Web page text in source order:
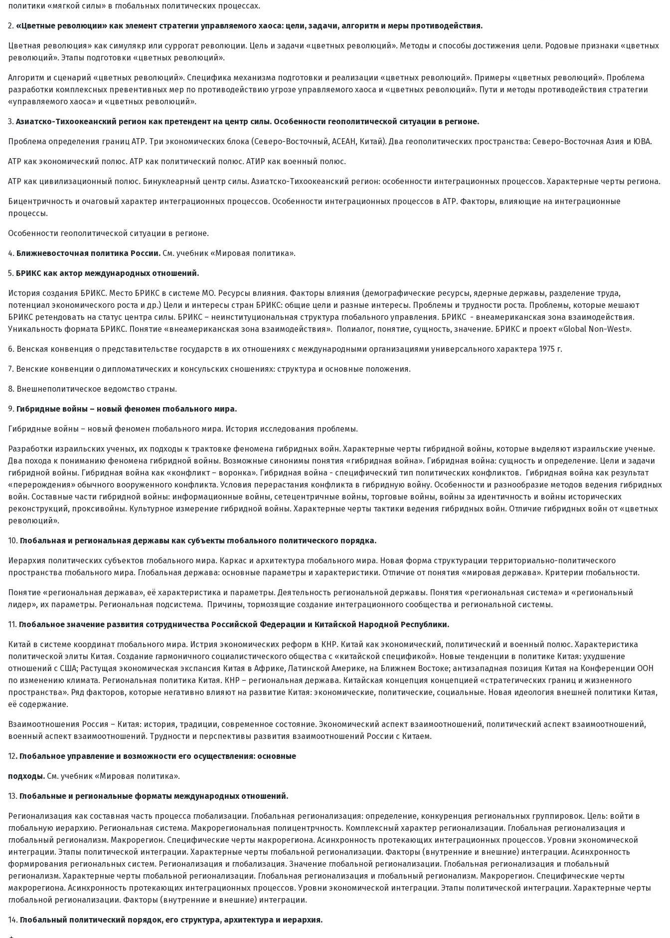
политики «мягкой силы» в глобальных политических процессах.
2. «Цветные революции» как элемент стратегии управляемого хаоса: цели, задачи, алгоритм и меры противодействия.
Цветная революция» как симулякр или суррогат революции. Цель и задачи «цветных революций». Методы и способы достижения цели. Родовые признаки «цветных
революций». Этапы подготовки «цветных революций».
Алгоритм и сценарий «цветных революций». Специфика механизма подготовки и реализации «цветных революций». Примеры «цветных революций». Проблема
разработки комплексных превентивных мер по противодействию угрозе управляемого хаоса и «цветных революций». Пути и методы противодействия стратегии
«управляемого хаоса» и «цветных революций».
3. Азиатско-Тихоокеанский регион как претендент на центр силы. Особенности геополитической ситуации в регионе.
Проблема определения границ АТР. Три экономических блока (Северо-Восточный, АСЕАН, Китай). Два геополитических пространства: Северо-Восточная Азия и ЮВА.
АТР как экономический полюс. АТР как политический полюс. АТИР как военный полюс.
АТР как цивилизационный полюс. Бинуклеарный центр силы. Азиатско-Тихоокеанский регион: особенности интеграционных процессов. Характерные черты региона.
Бицентричность и очаговый характер интеграционных процессов. Особенности интеграционных процессов в АТР. Факторы, влияющие на интеграционные
процессы.
Особенности геополитической ситуации в регионе.
4. Ближневосточная политика России. См. учебник «Мировая политика».
5. БРИКС как актор международных отношений.
История создания БРИКС. Место БРИКС в системе МО. Ресурсы влияния. Факторы влияния (демографические ресурсы, ядерные державы, разделение труда,
потенциал экономического роста и др.) Цели и интересы стран БРИКС: общие цели и разные интересы. Проблемы и трудности роста. Проблемы, которые мешают
БРИКС ретендовать на статус центра силы. БРИКС – неинституциональная структура глобального управления. БРИКС - внеамериканская зона взаимодействия.
Уникальность формата БРИКС. Понятие «внеамериканская зона взаимодействия». Полиалог, понятие, сущность, значение. БРИКС и проект «Global Non-West».
6. Венская конвенция о представительстве государств в их отношениях с международными организациями универсального характера 1975 г.
7. Венские конвенции о дипломатических и консульских сношениях: структура и основные положения.
8. Внешнеполитическое ведомство страны.
9. Гибридные войны – новый феномен глобального мира.
Гибридные войны – новый феномен глобального мира. История исследования проблемы.
Разработки израильских ученых, их подходы к трактовке феномена гибридных войн. Характерные черты гибридной войны, которые выделяют израильские ученые.
Два похода к пониманию феномена гибридной войны. Возможные синонимы понятия «гибридная война». Гибридная война: сущность и определение. Цели и задачи
гибридной войны. Гибридная война как «конфликт – воронка». Гибридная война - специфический тип политических конфликтов. Гибридная война как результат
«перерождения» обычного вооруженного конфликта. Условия перерастания конфликта в гибридную войну. Особенности и разнообразие методов ведения гибридных
войн. Составные части гибридной войны: информационные войны, сетецентричные войны, торговые войны, войны за идентичность и войны исторических
реконструкций, проксивойны. Культурное измерение гибридной войны. Характерные черты тактики ведения гибридных войн. Отличие гибридных войн от «цветных
революций».
10. Глобальная и региональная державы как субъекты глобального политического порядка.
Иерархия политических субъектов глобального мира. Каркас и архитектура глобального мира. Новая форма структурации территориально-политического
пространства глобального мира. Глобальная держава: основные параметры и характеристики. Отличие от понятия «мировая держава». Критерии глобальности.
Понятие «региональная держава», её характеристика и параметры. Деятельность региональной державы. Понятия «региональная система» и «региональный
лидер», их параметры. Региональная подсистема. Причины, тормозящие создание интеграционного сообщества и региональной системы.
11. Глобальное значение развития сотрудничества Российской Федерации и Китайской Народной Республики.
Китай в системе координат глобального мира. Истрия экономических реформ в КНР. Китай как экономический, политический и военный полюс. Характеристика
политической элиты Китая. Создание гармоничного социалистического общества с «китайской спецификой». Новые тенденции в политике Китая: ухудшение
отношений с США; Растущая экономическая экспансия Китая в Африке, Латинской Америке, на Ближнем Востоке; антизападная позиция Китая на Конференции ООН
по изменению климата. Региональная политика Китая. КНР – региональная держава. Китайская концепция концепцией «стратегических границ и жизненного
пространства». Ряд факторов, которые негативно влияют на развитие Китая: экономические, политические, социальные. Новая идеология внешней политики Китая,
её содержание.
Взаимоотношения Россия – Китая: история, традиции, современное состояние. Экономический аспект взаимоотношений, политический аспект взаимоотношений,
военный аспект взаимоотношений. Трудности и перспективы развития взаимоотношений России с Китаем.
12. Глобальное управление и возможности его осуществления: основные
подходы. См. учебник «Мировая политика».
13. Глобальные и региональные форматы международных отношений.
Регионализация как составная часть процесса глобализации. Глобальная регионализация: определение, конкуренция региональных группировок. Цель: войти в
глобальную иерархию. Региональная система. Макрорегиональная полицентрчность. Комплексный характер регионализации. Глобальная регионализация и
глобальный регионализм. Макрорегион. Специфические черты макрорегиона. Асинхронность протекающих интеграционных процессов. Уровни экономической
интеграции. Этапы политической интеграции. Характерные черты глобальной регионализации. Факторы (внутренние и внешние) интеграции. Асинхронность
формирования региональных систем. Регионализация и глобализация. Значение глобальной регионализации. Глобальная регионализация и глобальный
регионализм. Характерные черты глобальной регионализации. Глобальная регионализация и глобальный регионализм. Макрорегион. Специфические черты
макрорегиона. Асинхронность протекающих интеграционных процессов. Уровни экономической интеграции. Этапы политической интеграции. Характерные черты
глобальной регионализации. Факторы (внутренние и внешние) интеграции.
14. Глобальный политический порядок, его структура, архитектура и иерархия.